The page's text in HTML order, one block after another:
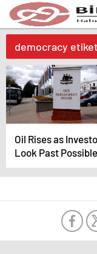
democracy
Oil Rises as
Look Past Possible